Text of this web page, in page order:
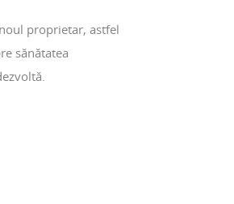
proprietar, astfel
sănătatea